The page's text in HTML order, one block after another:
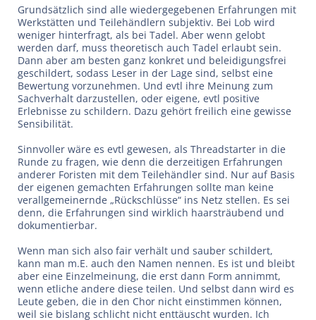
Grundsätzlich sind alle wiedergegebenen Erfahrungen mit
Werkstätten und Teilehändlern subjektiv. Bei Lob wird
weniger hinterfragt, als bei Tadel. Aber wenn gelobt
werden darf, muss theoretisch auch Tadel erlaubt sein.
Dann aber am besten ganz konkret und beleidigungsfrei
geschildert, sodass Leser in der Lage sind, selbst eine
Bewertung vorzunehmen. Und evtl ihre Meinung zum
Sachverhalt darzustellen, oder eigene, evtl positive
Erlebnisse zu schildern. Dazu gehört freilich eine gewisse
Sensibilität.
Sinnvoller wäre es evtl gewesen, als Threadstarter in die
Runde zu fragen, wie denn die derzeitigen Erfahrungen
anderer Foristen mit dem Teilehändler sind. Nur auf Basis
der eigenen gemachten Erfahrungen sollte man keine
verallgemeinernde „Rückschlüsse“ ins Netz stellen. Es sei
denn, die Erfahrungen sind wirklich haarsträubend und
dokumentierbar.
Wenn man sich also fair verhält und sauber schildert,
kann man m.E. auch den Namen nennen. Es ist und bleibt
aber eine Einzelmeinung, die erst dann Form annimmt,
wenn etliche andere diese teilen. Und selbst dann wird es
Leute geben, die in den Chor nicht einstimmen können,
weil sie bislang schlicht nicht enttäuscht wurden. Ich